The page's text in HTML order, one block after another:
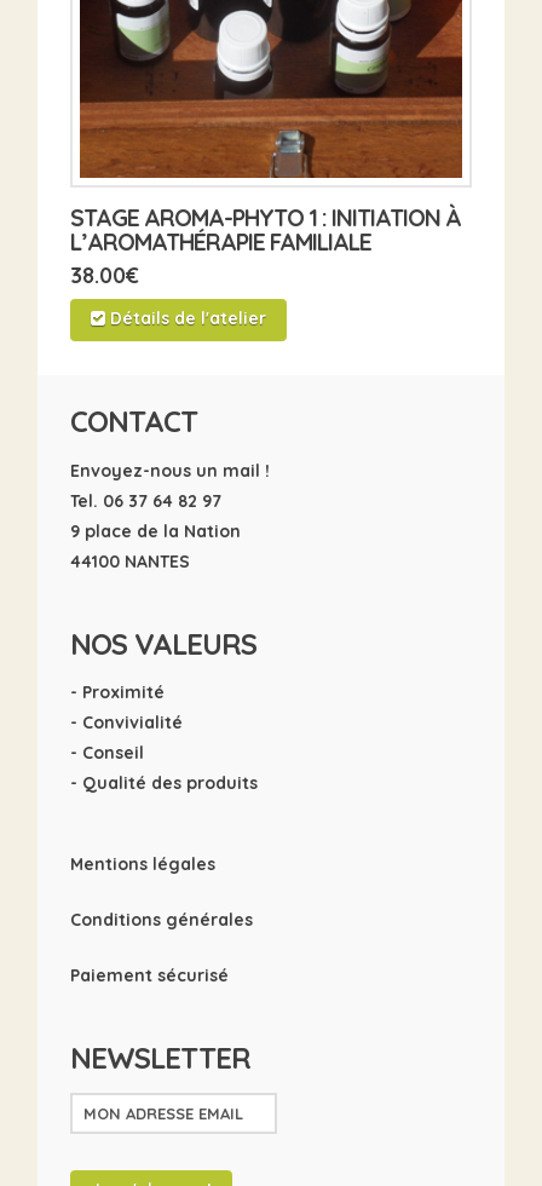
STAGE AROMA-PHYTO 1 : INITIATION À
L’AROMATHÉRAPIE FAMILIALE
38.00€
Détails de l'atelier
CONTACT
Envoyez-nous un mail !
Tel. 06 37 64 82 97
9 place de la Nation
44100 NANTES
NOS VALEURS
- Proximité
- Convivialité
- Conseil
- Qualité des produits
Mentions légales
Conditions générales
Paiement sécurisé
NEWSLETTER